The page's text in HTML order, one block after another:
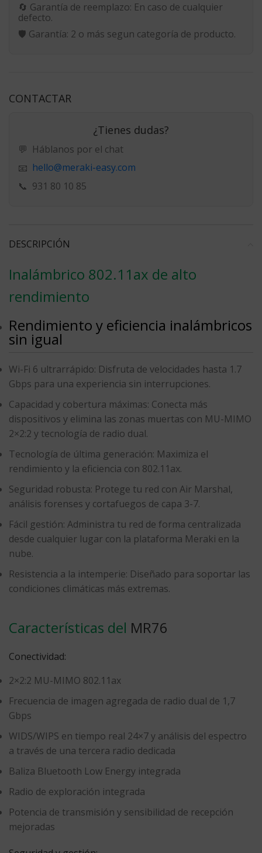
🔄 Garantía de reemplazo: En caso de cualquier
defecto.
🛡️ Garantía: 2 o más segun categoría de producto.
CONTACTAR
¿Tienes dudas?
💬 Háblanos por el chat
📧 hello@meraki-easy.com
📞 931 80 10 85
DESCRIPCIÓN
Inalámbrico 802.11ax de alto
rendimiento
Rendimiento y eficiencia inalámbricos
sin igual
Wi-Fi 6 ultrarrápido: Disfruta de velocidades hasta 1.7
Gbps para una experiencia sin interrupciones.
Capacidad y cobertura máximas: Conecta más
dispositivos y elimina las zonas muertas con MU-MIMO
2×2:2 y tecnología de radio dual.
Tecnología de última generación: Maximiza el
rendimiento y la eficiencia con 802.11ax.
Seguridad robusta: Protege tu red con Air Marshal,
análisis forenses y cortafuegos de capa 3-7.
Fácil gestión: Administra tu red de forma centralizada
desde cualquier lugar con la plataforma Meraki en la
nube.
Resistencia a la intemperie: Diseñado para soportar las
condiciones climáticas más extremas.
Características del MR76
Conectividad:
2×2:2 MU-MIMO 802.11ax
Frecuencia de imagen agregada de radio dual de 1,7
Gbps
WIDS/WIPS en tiempo real 24×7 y análisis del espectro
a través de una tercera radio dedicada
Baliza Bluetooth Low Energy integrada
Radio de exploración integrada
Potencia de transmisión y sensibilidad de recepción
mejoradas